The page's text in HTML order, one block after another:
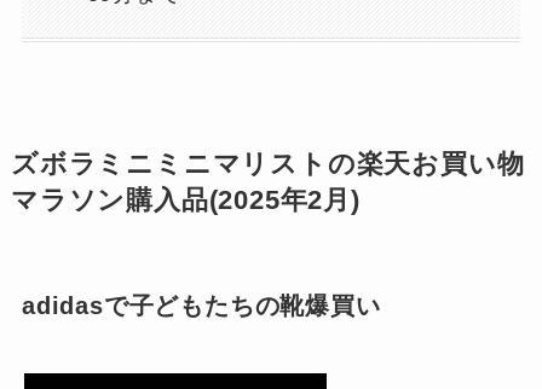
ズボラミニミニマリストの楽天お買い物
マラソン購入品(2025年2月)
adidasで子どもたちの靴爆買い